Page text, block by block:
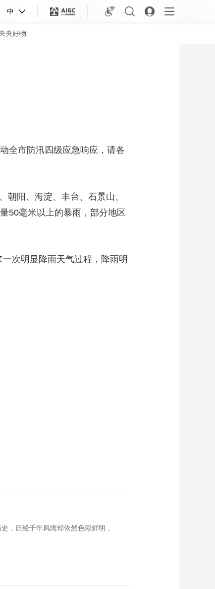
中
央好物
育 亚冬会
天气 才艺 网展 央央好物
全市防汛四级应急响应，请各
阳、海淀、丰台、石景山、
50毫米以上的暴雨，部分地区
次明显降雨天气过程，降雨明
，历经千年风雨却依然色彩鲜明，